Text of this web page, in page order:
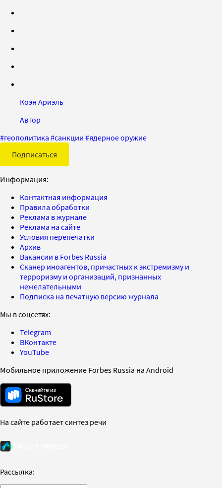
Коэн Ариэль
Автор
#геополитика #санкции #ядерное оружие
Подписаться
Информация:
Контактная информация
Правила обработки
Реклама в журнале
Реклама на сайте
Условия перепечатки
Архив
Вакансии в Forbes Russia
Сканер иноагентов, причастных к экстремизму и
терроризму и организаций, признанных
нежелательными
Подписка на печатную версию журнала
Мы в соцсетях:
Telegram
ВКонтакте
YouTube
Мобильное приложение Forbes Russia на Android
На сайте работает синтез речи
Рассылка: